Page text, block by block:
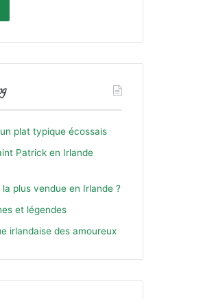
plat typique écossais
Patrick en Irlande
plus vendue en Irlande ?
et légendes
irlandaise des amoureux